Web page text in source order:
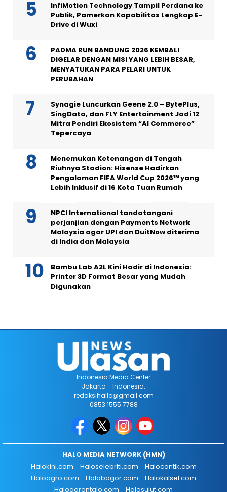
InfiMotion Technology Tampil Perdana ke
Publik, Pamerkan Kapabilitas Lengkap E-
Drive di Wuxi
PADMA RUN BANDUNG 2026 KEMBALI
DIGELAR DENGAN MISI YANG LEBIH BESAR,
MENYATUKAN PARA PELARI UNTUK
PERUBAHAN
Synagie Luncurkan Geene 2.0 – BytePlus,
SingData, dan FLY Entertainment Jadi 12
Mitra Pendiri Ekosistem “AI Commerce”
Tepercaya
Menemukan Ketenangan di Tengah
Riuhnya Stadion: Hisense Hadirkan
Pengalaman FIFA World Cup 2026™ yang
Lebih Inklusif di 16 Kota Tuan Rumah
NPCI International tandatangani
perjanjian dengan Payments Network
Malaysia agar UPI dan DuitNow diterima
di India dan Malaysia
Bambu Lab A2L Kini Hadir di Indonesia:
Printer 3D Format Besar yang Mudah
Digunakan
Indonesia Media Center
Jakarta - Indonesia.
redaksihallo@gmail.com
0853 1555 7788
HALO MEDIA NETWORK (HMN)
Halokini.com
Haloselebriti.com
Halocantik.com
Haloagro.com
Halobogor.com
Halokalsel.com
Halogorontalo.com
Halosulut.com